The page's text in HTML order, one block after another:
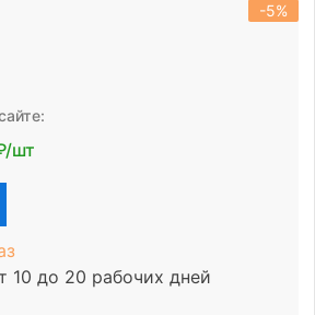
-5%
шт
10 до 20 рабочих дней